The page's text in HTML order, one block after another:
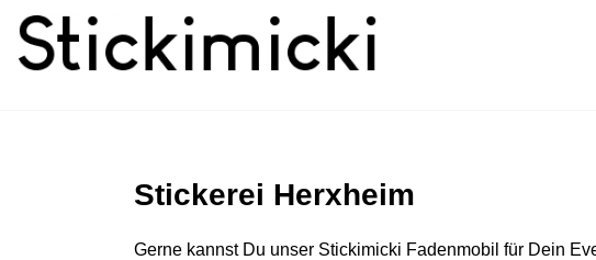
Stickerei Herxheim
Gerne kannst Du unser Stickimicki Fadenmobil für Dein